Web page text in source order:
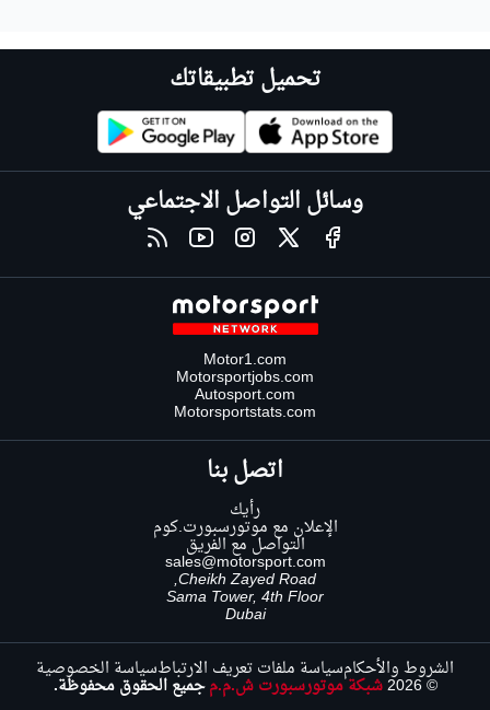
تحميل تطبيقاتك
وسائل التواصل الاجتماعي
Motor1.com
Motorsportjobs.com
Autosport.com
Motorsportstats.com
اتصل بنا
رأيك
الإعلان مع موتورسبورت.كوم
التواصل مع الفريق
sales@motorsport.com
Cheikh Zayed Road,
Sama Tower, 4th Floor
Dubai
© 2026 شبكة موتورسبورت ش.م.م جميع الحقوق محفوظة.
الشروط والأحكامسياسة ملفات تعريف الارتباطسياسة الخصوصية